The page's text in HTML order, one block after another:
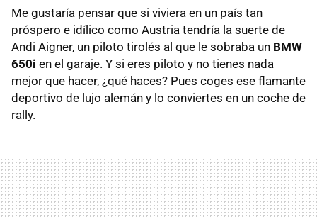
Me gustaría pensar que si viviera en un país tan
próspero e idílico como Austria tendría la suerte de
Andi Aigner, un piloto tirolés al que le sobraba un BMW
650i en el garaje. Y si eres piloto y no tienes nada
mejor que hacer, ¿qué haces? Pues coges ese flamante
deportivo de lujo alemán y lo conviertes en un coche de
rally.